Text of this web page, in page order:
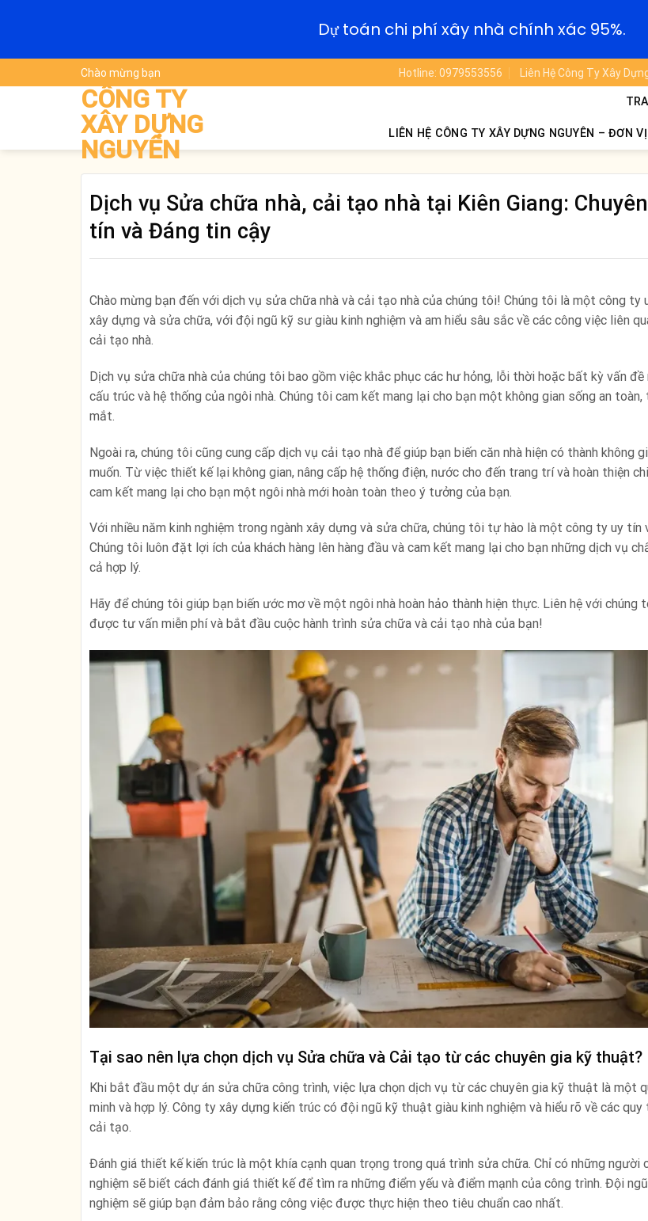
to
Chào mừng bạn Hotline: 0979553556 Liên Hệ Công Ty Xây
CÔNG TY
XÂY DỰNG
NGUYÊN
LIÊN HỆ CÔNG TY XÂY DỰNG NGUYÊN – ĐƠN
Dịch vụ Sửa chữa nhà, cải tạo nhà tại Kiên Giang:
tín và Đáng tin cậy
Chào mừng bạn đến với dịch vụ sửa chữa nhà và cải tạo nhà của chúng tôi! Chúng tôi là một công
xây dựng và sửa chữa, với đội ngũ kỹ sư giàu kinh nghiệm và am hiểu sâu sắc về các công việc liên
cải tạo nhà.
Dịch vụ sửa chữa nhà của chúng tôi bao gồm việc khắc phục các hư hỏng, lỗi thời hoặc bất kỳ vấn đề
cấu trúc và hệ thống của ngôi nhà. Chúng tôi cam kết mang lại cho bạn một không gian sống an toàn,
mắt.
Ngoài ra, chúng tôi cũng cung cấp dịch vụ cải tạo nhà để giúp bạn biến căn nhà hiện có thành không
muốn. Từ việc thiết kế lại không gian, nâng cấp hệ thống điện, nước cho đến trang trí và hoàn thiện
cam kết mang lại cho bạn một ngôi nhà mới hoàn toàn theo ý tưởng của bạn.
Với nhiều năm kinh nghiệm trong ngành xây dựng và sửa chữa, chúng tôi tự hào là một công ty uy tín
Chúng tôi luôn đặt lợi ích của khách hàng lên hàng đầu và cam kết mang lại cho bạn những dịch vụ
cả hợp lý.
Hãy để chúng tôi giúp bạn biến ước mơ về một ngôi nhà hoàn hảo thành hiện thực. Liên hệ với chúng
được tư vấn miễn phí và bắt đầu cuộc hành trình sửa chữa và cải tạo nhà của bạn!
Tại sao nên lựa chọn dịch vụ Sửa chữa và Cải tạo từ các chuyên gia kỹ thuật?
Khi bắt đầu một dự án sửa chữa công trình, việc lựa chọn dịch vụ từ các chuyên gia kỹ thuật là một
minh và hợp lý. Công ty xây dựng kiến trúc có đội ngũ kỹ thuật giàu kinh nghiệm và hiểu rõ về các
cải tạo.
Đánh giá thiết kế kiến trúc là một khía cạnh quan trọng trong quá trình sửa chữa. Chỉ có những người
nghiệm sẽ biết cách đánh giá thiết kế để tìm ra những điểm yếu và điểm mạnh của công trình. Đội
nghiệm sẽ giúp bạn đảm bảo rằng công việc được thực hiện theo tiêu chuẩn cao nhất.
Dự toán chi phí xây nhà chính xác 95%.